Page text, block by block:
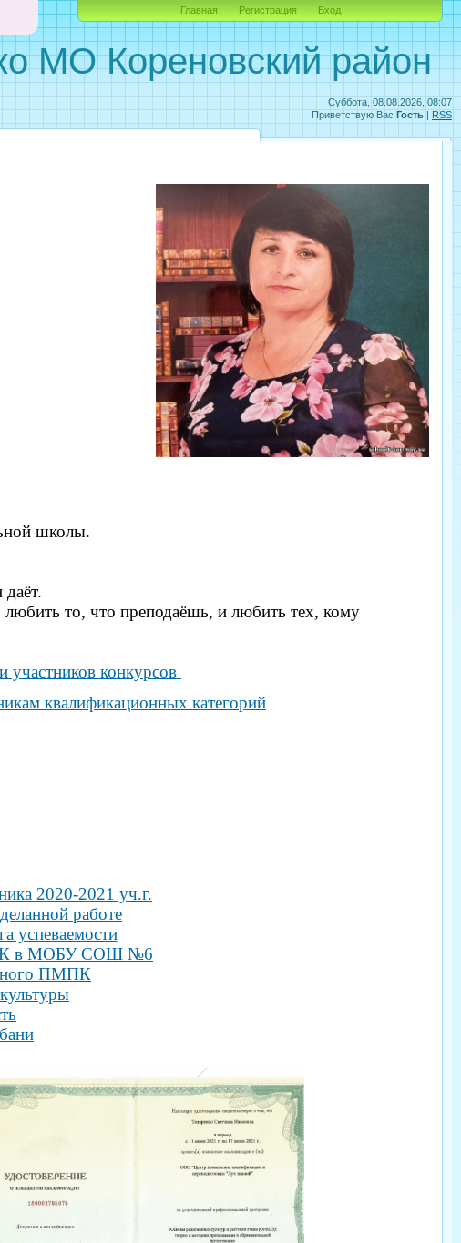
Суббота, 08.08.2026, 08:07
Приветствую Вас Гость | RSS
Кореновский район
Главная Регистрация Вход
школы.
то, что преподаёшь, и любить тех, кому
участников конкурсов
квалификационных категорий
2020-2021 уч.г.
работе
успеваемости
в МОБУ СОШ №6
ПМПК